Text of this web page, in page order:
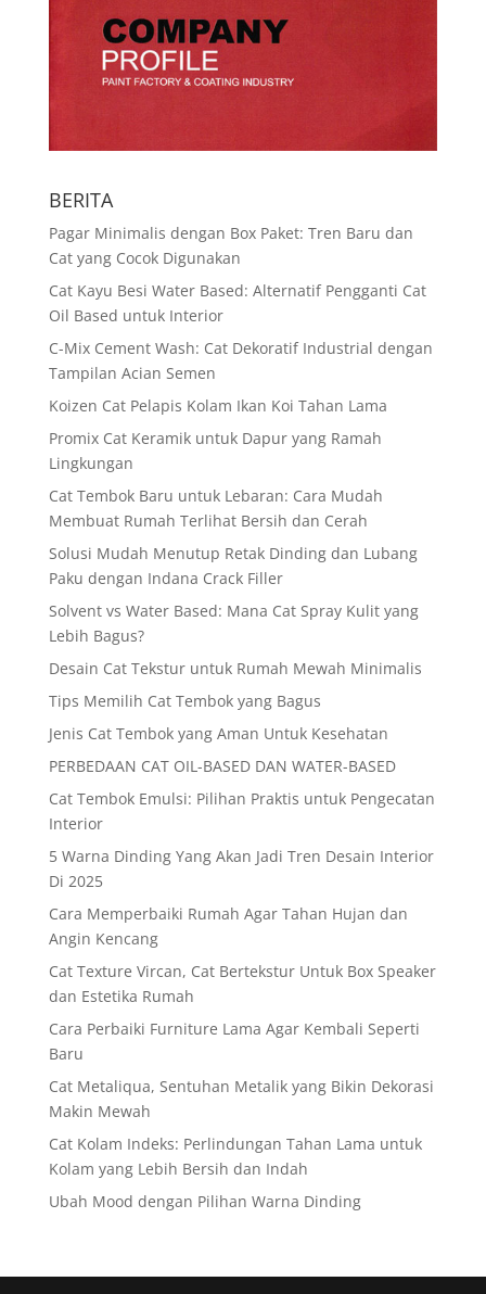
BERITA
Pagar Minimalis dengan Box Paket: Tren Baru dan
Cat yang Cocok Digunakan
Cat Kayu Besi Water Based: Alternatif Pengganti Cat
Oil Based untuk Interior
C-Mix Cement Wash: Cat Dekoratif Industrial dengan
Tampilan Acian Semen
Koizen Cat Pelapis Kolam Ikan Koi Tahan Lama
Promix Cat Keramik untuk Dapur yang Ramah
Lingkungan
Cat Tembok Baru untuk Lebaran: Cara Mudah
Membuat Rumah Terlihat Bersih dan Cerah
Solusi Mudah Menutup Retak Dinding dan Lubang
Paku dengan Indana Crack Filler
Solvent vs Water Based: Mana Cat Spray Kulit yang
Lebih Bagus?
Desain Cat Tekstur untuk Rumah Mewah Minimalis
Tips Memilih Cat Tembok yang Bagus
Jenis Cat Tembok yang Aman Untuk Kesehatan
PERBEDAAN CAT OIL-BASED DAN WATER-BASED
Cat Tembok Emulsi: Pilihan Praktis untuk Pengecatan
Interior
5 Warna Dinding Yang Akan Jadi Tren Desain Interior
Di 2025
Cara Memperbaiki Rumah Agar Tahan Hujan dan
Angin Kencang
Cat Texture Vircan, Cat Bertekstur Untuk Box Speaker
dan Estetika Rumah
Cara Perbaiki Furniture Lama Agar Kembali Seperti
Baru
Cat Metaliqua, Sentuhan Metalik yang Bikin Dekorasi
Makin Mewah
Cat Kolam Indeks: Perlindungan Tahan Lama untuk
Kolam yang Lebih Bersih dan Indah
Ubah Mood dengan Pilihan Warna Dinding